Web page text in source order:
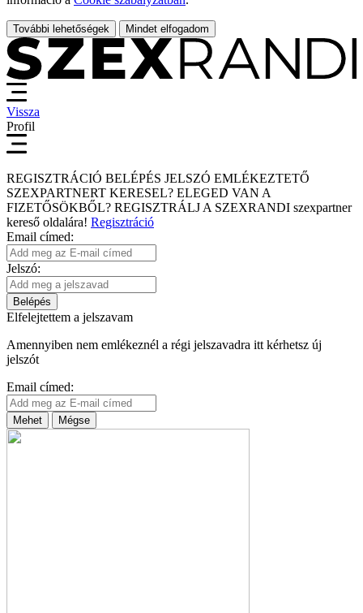
További lehetőségek Mindet elfogadom
Vissza
Profil
REGISZTRÁCIÓ BELÉPÉS JELSZÓ EMLÉKEZTETŐ
SZEXPARTNERT KERESEL? ELEGED VAN A
FIZETŐSÖKBŐL? REGISZTRÁLJ A SZEXRANDI szexpartner
kereső oldalára! Regisztráció
Email címed:
Jelszó:
Belépés
Elfelejtettem a jelszavam
Amennyiben nem emlékeznél a régi jelszavadra itt kérhetsz új
jelszót
Email címed:
Mehet Mégse